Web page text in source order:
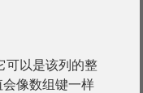
可以是该列的整
像数组键一样